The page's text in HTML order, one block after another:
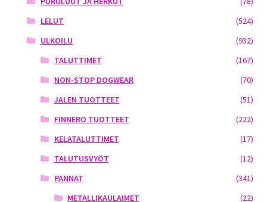
LELUT
(524)
ULKOILU
(932)
TALUTTIMET
(167)
NON-STOP DOGWEAR
(70)
JALEN TUOTTEET
(51)
FINNERO TUOTTEET
(222)
KELATALUTTIMET
(17)
TALUTUSVYÖT
(12)
PANNAT
(341)
METALLIKAULAIMET
(22)